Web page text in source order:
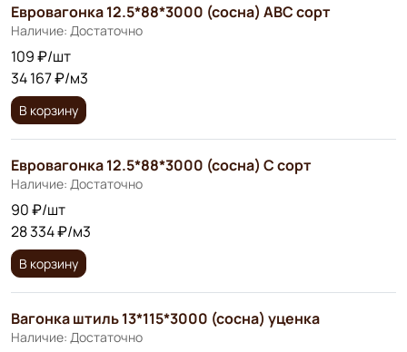
Евровагонка 12.5*88*3000 (сосна) АВС сорт
Наличие: Достаточно
109 ₽/шт
34 167 ₽/м3
В корзину
Евровагонка 12.5*88*3000 (сосна) С сорт
Наличие: Достаточно
90 ₽/шт
28 334 ₽/м3
В корзину
Вагонка штиль 13*115*3000 (сосна) уценка
Наличие: Достаточно